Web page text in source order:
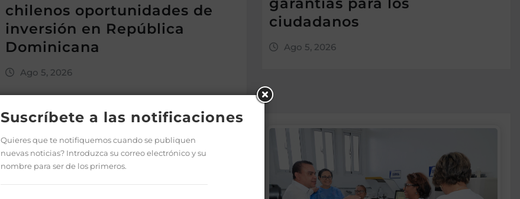
chilenos oportunidades de
inversión en República
Dominicana
Ago 5, 2026
garantías para los
ciudadanos
Ago 5, 2026
Suscríbete a las notificaciones
Quieres que te notifiquemos cuando se publiquen
nuevas noticias? Introduzca su correo electrónico y su
nombre para ser de los primeros.